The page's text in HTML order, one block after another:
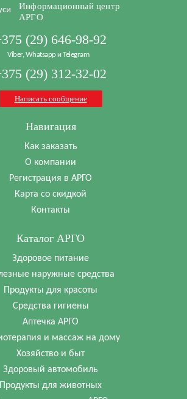
Информационный центр
АРГО
(29) 646-98-92
Viber, Whatsapp и Telegram
(29) 312-32-02
Написать сообщение
Навигация
Как заказать
О компании
Регистрация в АРГО
Карта со скидкой
Контакты
Каталог АРГО
Здоровое питание
наружные средства
Продукты для красоты
Средства гигиены
Аптечка АРГО
и массаж на дому
Хозяйство и быт
Здоровый автомобиль
Продукты для животных